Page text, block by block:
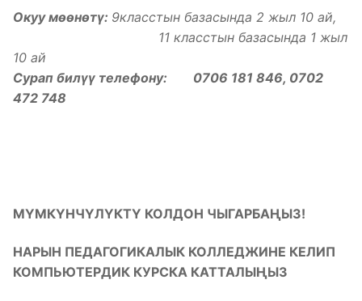
Окуу мөөнөтү: 9класстын базасында 2 жыл 10 ай,
11 класстын базасында 1 жыл
10 ай
Сурап билүү телефону: 0706 181 846, 0702
472 748
МҮМКҮНЧҮЛҮКТҮ КОЛДОН ЧЫГАРБАҢЫЗ!
НАРЫН ПЕДАГОГИКАЛЫК КОЛЛЕДЖИНЕ КЕЛИП
КОМПЬЮТЕРДИК КУРСКА КАТТАЛЫҢЫЗ